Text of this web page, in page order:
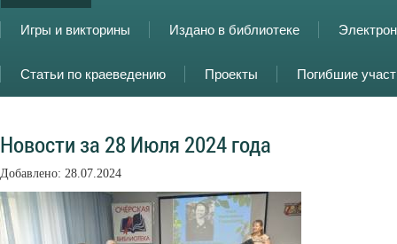
Игры и викторины Издано в библиотеке
Статьи по краеведению Проекты Погибшие
Новости за 28 Июля 2024 года
Добавлено: 28.07.2024